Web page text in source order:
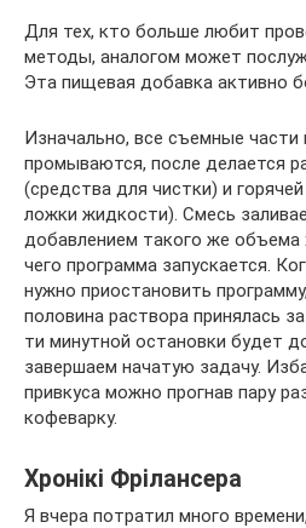
Для тех, кто больше любит
методы, аналогом может
Эта пищевая добавка активно
Изначально, все съемные
промываются, после делается
(средства для чистки) и
ложки жидкости). Смесь
добавлением такого же объема
чего программа запускается.
нужно приостановить
половина раствора принялась
ти минутной остановки будет
завершаем начатую задачу.
привкуса можно прогнав пару
кофеварку.
Хронікі Фрілансера
Я вчера потратил много